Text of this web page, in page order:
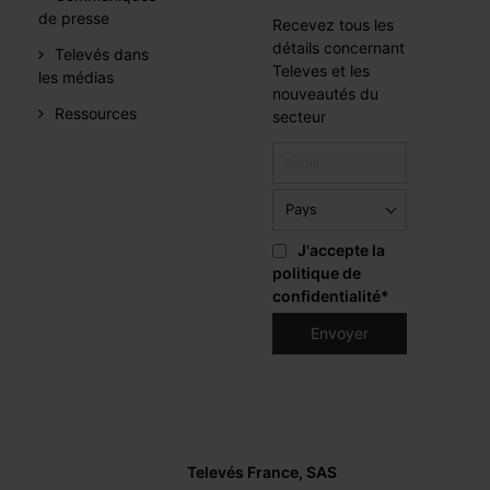
de presse
Televés dans
les médias
Ressources
Recevez tous les
détails concernant
Televes et les
nouveautés du
secteur
J'accepte la
politique de
confidentialité*
Televés France, SAS